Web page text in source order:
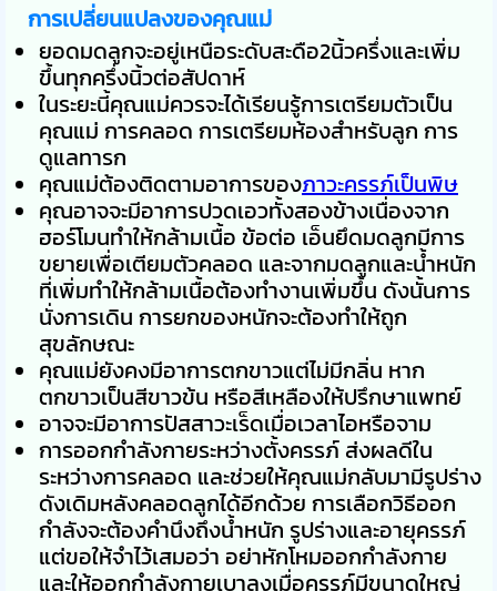
การเปลี่ยนแปลงของคุณแม่
ยอดมดลูกจะอยู่เหนือระดับสะดือ2นิ้วครึ่งและเพิ่ม
ขึ้นทุกครึ่งนิ้วต่อสัปดาห์
ในระยะนี้คุณแม่ควรจะได้เรียนรู้การเตรียมตัวเป็น
คุณแม่ การคลอด การเตรียมห้องสำหรับลูก การ
ดูแลทารก
คุณแม่ต้องติดตามอาการของภาวะครรภ์เป็นพิษ
คุณอาจจะมีอาการปวดเอวทั้งสองข้างเนื่องจาก
ฮอร์โมนทำให้กล้ามเนื้อ ข้อต่อ เอ็นยึดมดลูกมีการ
ขยายเพื่อเตียมตัวคลอด และจากมดลูกและน้ำหนัก
ที่เพิ่มทำให้กล้ามเนื้อต้องทำงานเพิ่มขึ้น ดังนั้นการ
นั่งการเดิน การยกของหนักจะต้องทำให้ถูก
สุขลักษณะ
คุณแม่ยังคงมีอาการตกขาวแต่ไม่มีกลิ่น หาก
ตกขาวเป็นสีขาวข้น หรือสีเหลืองให้ปรึกษาแพทย์
อาจจะมีอาการปัสสาวะเร็ดเมื่อเวลาไอหรือจาม
การออกกำลังกายระหว่างตั้งครรภ์ ส่งผลดีใน
ระหว่างการคลอด และช่วยให้คุณแม่กลับมามีรูปร่าง
ดังเดิมหลังคลอดลูกได้อีกด้วย การเลือกวิธีออก
กำลังจะต้องคำนึงถึงน้ำหนัก รูปร่างและอายุครรภ์
แต่ขอให้จำไว้เสมอว่า อย่าหักโหมออกกำลังกาย
และให้ออกกำลังกายเบาลงเมื่อครรภ์มีขนาดใหญ่